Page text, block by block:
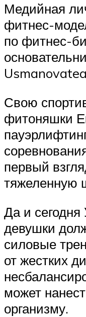
Медийная
фитнес-
по фитнес-
Свою
фитоняшки
первый
тяжеленную
Да и сегодня
девушки
силовые
от жестких
может
организму.